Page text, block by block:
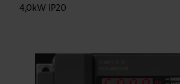
4,0kW IP20